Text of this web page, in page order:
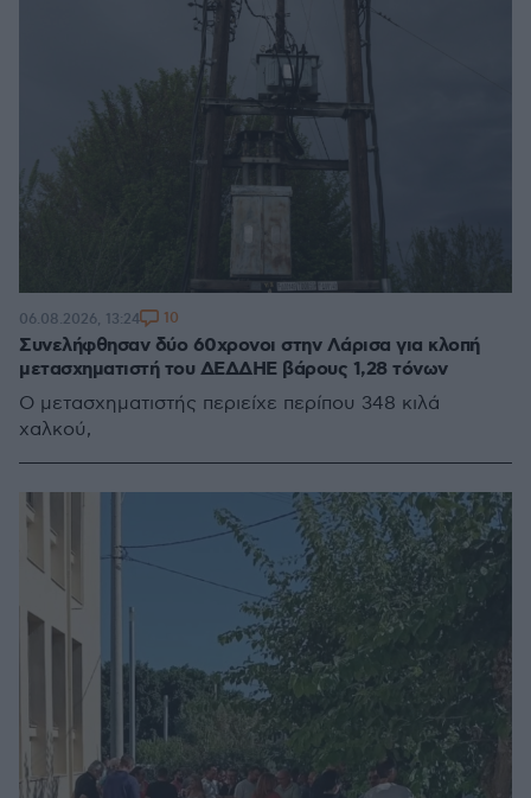
Συνελήφθησαν δύο 60χρονοι στην Λάρισα για κλοπή
μετασχηματιστή του ΔΕΔΔΗΕ βάρους 1,28 τόνων
Ο μετασχηματιστής περιείχε περίπου 348 κιλά
χαλκού,
06.08.2026, 13:24 10